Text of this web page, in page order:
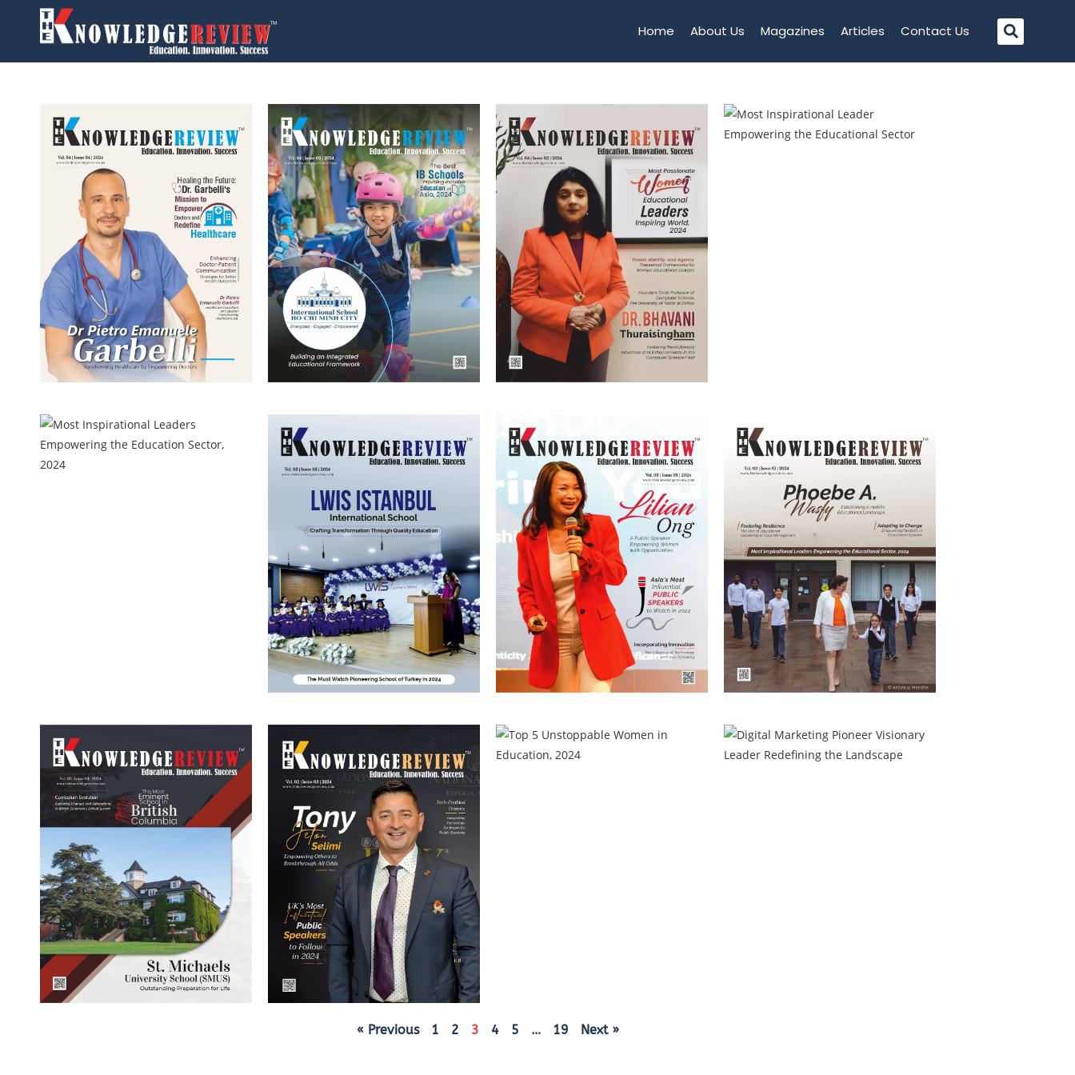
Home About Us Magazines Articles Contact Us
« Previous 1 2 3 4 5 … 19 Next »